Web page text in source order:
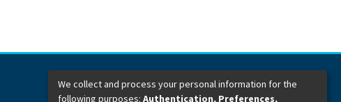
Dirección General de Bibliotecas
We collect and process your personal information for the
following purposes: Authentication, Preferences,